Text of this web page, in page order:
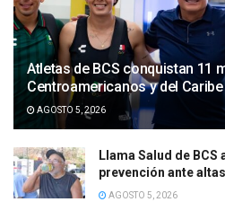
Atletas de BCS conquistan 11
Centroamericanos y del
AGOSTO 5, 2026
Llama Salud de
prevención ante
AGOSTO 5, 2026